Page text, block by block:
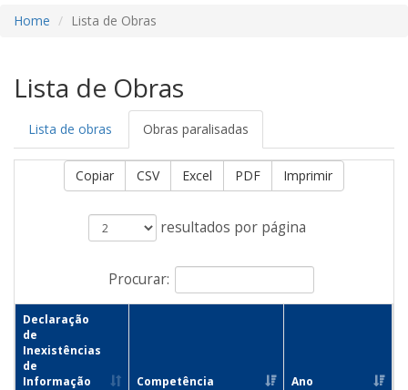
Home Lista de Obras
Lista de Obras
Lista de obras Obras paralisadas
Copiar CSV Excel PDF Imprimir
resultados por página
Procurar:
Declaração
de
Inexistências
de
Informação
Competência Ano